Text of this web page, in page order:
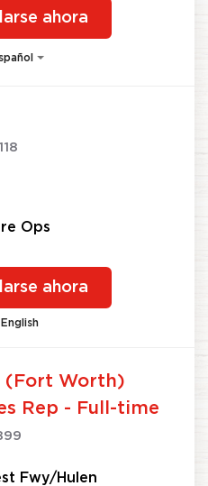
ahora
Ops
ahora
English
(Fort Worth)
Rep - Full-time
Fwy/Hulen